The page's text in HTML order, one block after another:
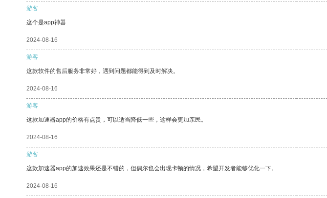
游客
这个是app神器
2024-08-16
游客
这款软件的售后服务非常好，遇到问题都能得到及时解决。
2024-08-16
游客
这款加速器app的价格有点贵，可以适当降低一些，这样会更加亲民。
2024-08-16
游客
这款加速器app的加速效果还是不错的，但偶尔也会出现卡顿的情况，希望开发者能够优化一下。
2024-08-16